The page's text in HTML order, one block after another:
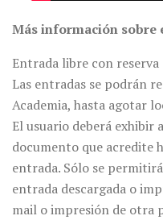
Más información sobre
Entrada libre con
Las entradas se podrán
Academia, hasta agotar
El usuario deberá exhibir
documento que acredite
entrada. Sólo se
entrada descargada o
mail o impresión de otra